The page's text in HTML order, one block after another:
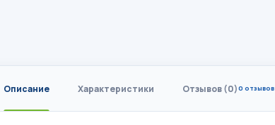
Описание Характеристики Отзывов (0)0 отзывов